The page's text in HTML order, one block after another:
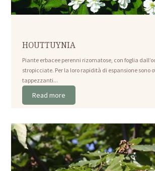
HOUTTUYNIA
Piante erbacee perenni rizomatose, con foglia
stropicciate. Per la loro rapidità di espansione sono
tappezzanti...
Read more